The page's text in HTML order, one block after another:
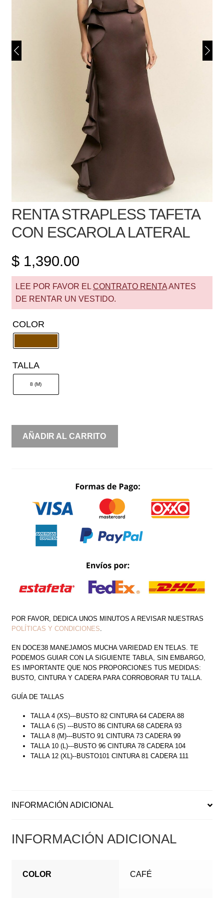
RENTA STRAPLESS TAFETA
CON ESCAROLA LATERAL
$1,390.00
LEE POR FAVOR EL CONTRATO RENTAANTES
DE RENTAR UN VESTIDO.
COLOR
TALLA
8 (M)
RENTA
STRAPLESS
LATERAL
CANTIDAD
AÑADIR AL CARRITO
POR FAVOR, DEDICA UNOS MINUTOS A REVISAR NUESTRAS
POLÍTICAS Y CONDICIONES.
EN DOCE38 MANEJAMOS MUCHA VARIEDAD EN TELAS. TE
PODEMOS GUIAR CON LA SIGUIENTE TABLA, SIN EMBARGO,
ES IMPORTANTE QUE NOS PROPORCIONES TUS MEDIDAS:
BUSTO, CINTURA Y CADERA PARA CORROBORAR TU TALLA.
GUÍA DE TALLAS
TALLA 4 (XS)---BUSTO 82 CINTURA 64 CADERA 88
TALLA 6 (S) ---BUSTO 86 CINTURA 68 CADERA 93
TALLA 8 (M)---BUSTO 91 CINTURA 73 CADERA 99
TALLA 10 (L)---BUSTO 96 CINTURA 78 CADERA 104
TALLA 12 (XL)--BUSTO101 CINTURA 81 CADERA 111
INFORMACIÓN ADICIONAL
INFORMACIÓN ADICIONAL
COLOR CAFÉ